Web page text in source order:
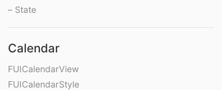
– State
Calendar
FUICalendarView
FUICalendarStyle